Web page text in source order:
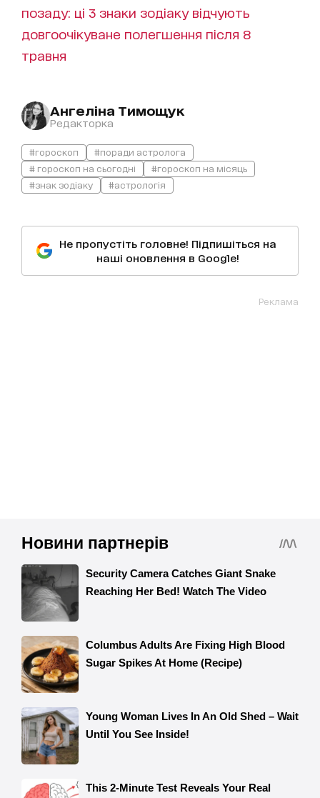
позаду: ці 3 знаки зодіаку відчують
довгоочікуване полегшення після 8
травня
Ангеліна Тимощук
Редакторка
#гороскоп
#поради астролога
# гороскоп на сьогодні
#гороскоп на місяць
#знак зодіаку
#астрологія
Не пропустіть головне! Підпишіться на
наші оновлення в Google!
Реклама